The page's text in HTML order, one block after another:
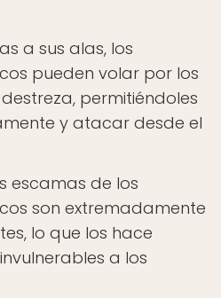
a sus alas, los
pueden volar por los
permitiéndoles
y atacar desde el
escamas de los
son extremadamente
lo que los hace
a los